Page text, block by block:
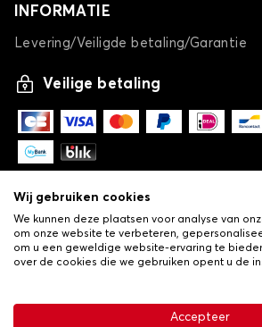
INFORMATIE
Levering/Veiligde betaling/Garantie
Veilige betaling
Algemene verkoopvoorwaarden•
Wij gebruiken cookies
We kunnen deze plaatsen voor analyse van
om onze website te verbeteren,
om u een geweldige website-ervaring te
over de cookies die we gebruiken opent u de
Accepteer